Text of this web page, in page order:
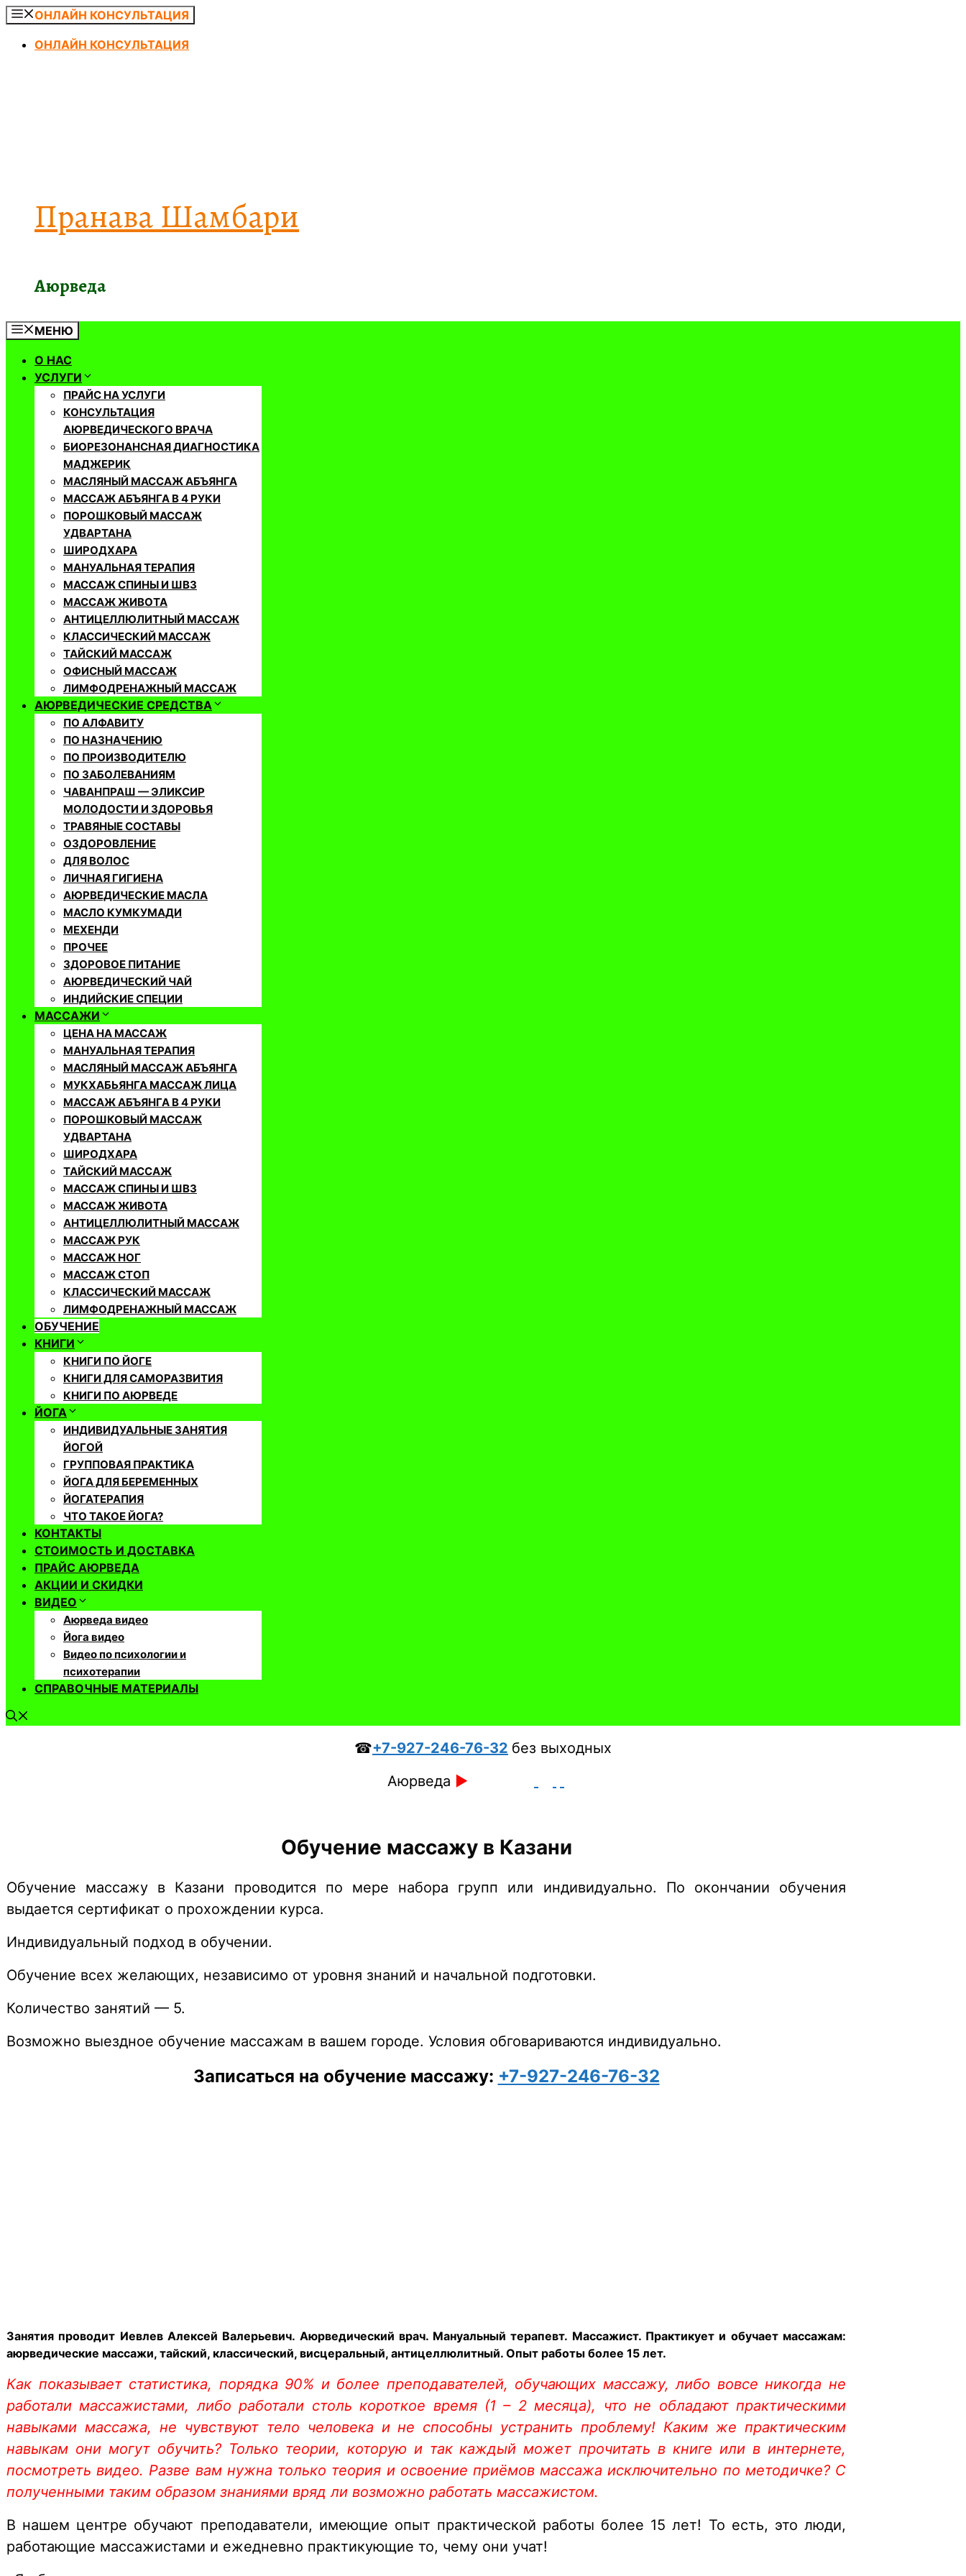
Перейти
содержимому
ОНЛАЙН КОНСУЛЬТАЦИЯ
ОНЛАЙН КОНСУЛЬТАЦИЯ
Пранава Шамбари
Аюрведа
МЕНЮ
О НАС
УСЛУГИ
ПРАЙС НА УСЛУГИ
КОНСУЛЬТАЦИЯ
АЮРВЕДИЧЕСКОГО ВРАЧА
БИОРЕЗОНАНСНАЯ ДИАГНОСТИКА
МАДЖЕРИК
МАСЛЯНЫЙ МАССАЖ АБЪЯНГА
МАССАЖ АБЪЯНГА В 4 РУКИ
ПОРОШКОВЫЙ МАССАЖ
УДВАРТАНА
ШИРОДХАРА
МАНУАЛЬНАЯ ТЕРАПИЯ
МАССАЖ СПИНЫ И ШВЗ
МАССАЖ ЖИВОТА
АНТИЦЕЛЛЮЛИТНЫЙ МАССАЖ
КЛАССИЧЕСКИЙ МАССАЖ
ТАЙСКИЙ МАССАЖ
ОФИСНЫЙ МАССАЖ
ЛИМФОДРЕНАЖНЫЙ МАССАЖ
АЮРВЕДИЧЕСКИЕ СРЕДСТВА
ПО АЛФАВИТУ
ПО НАЗНАЧЕНИЮ
ПО ПРОИЗВОДИТЕЛЮ
ПО ЗАБОЛЕВАНИЯМ
ЧАВАНПРАШ — ЭЛИКСИР
МОЛОДОСТИ И ЗДОРОВЬЯ
ТРАВЯНЫЕ СОСТАВЫ
ОЗДОРОВЛЕНИЕ
ДЛЯ ВОЛОС
ЛИЧНАЯ ГИГИЕНА
АЮРВЕДИЧЕСКИЕ МАСЛА
МАСЛО КУМКУМАДИ
МЕХЕНДИ
ПРОЧЕЕ
ЗДОРОВОЕ ПИТАНИЕ
АЮРВЕДИЧЕСКИЙ ЧАЙ
ИНДИЙСКИЕ СПЕЦИИ
МАССАЖИ
ЦЕНА НА МАССАЖ
МАНУАЛЬНАЯ ТЕРАПИЯ
МАСЛЯНЫЙ МАССАЖ АБЪЯНГА
МУКХАБЬЯНГА МАССАЖ ЛИЦА
МАССАЖ АБЪЯНГА В 4 РУКИ
ПОРОШКОВЫЙ МАССАЖ
УДВАРТАНА
ШИРОДХАРА
ТАЙСКИЙ МАССАЖ
МАССАЖ СПИНЫ И ШВЗ
МАССАЖ ЖИВОТА
АНТИЦЕЛЛЮЛИТНЫЙ МАССАЖ
МАССАЖ РУК
МАССАЖ НОГ
МАССАЖ СТОП
КЛАССИЧЕСКИЙ МАССАЖ
ЛИМФОДРЕНАЖНЫЙ МАССАЖ
ОБУЧЕНИЕ
КНИГИ
КНИГИ ПО ЙОГЕ
КНИГИ ДЛЯ САМОРАЗВИТИЯ
КНИГИ ПО АЮРВЕДЕ
ЙОГА
ИНДИВИДУАЛЬНЫЕ ЗАНЯТИЯ
ЙОГОЙ
ГРУППОВАЯ ПРАКТИКА
ЙОГА ДЛЯ БЕРЕМЕННЫХ
ЙОГАТЕРАПИЯ
ЧТО ТАКОЕ ЙОГА?
КОНТАКТЫ
СТОИМОСТЬ И ДОСТАВКА
ПРАЙС АЮРВЕДА
АКЦИИ И СКИДКИ
ВИДЕО
Аюрведа видео
Йога видео
Видео по психологии и
психотерапии
СПРАВОЧНЫЕ МАТЕРИАЛЫ
☎+7-927-246-76-32 без выходных
Аюрведа ►
Обучение массажу в Казани
Обучение массажу в Казани проводится по мере набора групп или индивидуально. По окончании обучения
выдается сертификат о прохождении курса.
Индивидуальный подход в обучении.
Обучение всех желающих, независимо от уровня знаний и начальной подготовки.
Количество занятий — 5.
Возможно выездное обучение массажам в вашем городе. Условия обговариваются индивидуально.
Записаться на обучение массажу: +7-927-246-76-32
Занятия проводит Иевлев Алексей Валерьевич. Аюрведический врач. Мануальный терапевт. Массажист. Практикует и обучает массажам:
аюрведические массажи, тайский, классический, висцеральный, антицеллюлитный. Опыт работы более 15 лет.
Как показывает статистика, порядка 90% и более преподавателей, обучающих массажу, либо вовсе никогда не
работали массажистами, либо работали столь короткое время (1 – 2 месяца), что не обладают практическими
навыками массажа, не чувствуют тело человека и не способны устранить проблему! Каким же практическим
навыкам они могут обучить? Только теории, которую и так каждый может прочитать в книге или в интернете,
посмотреть видео. Разве вам нужна только теория и освоение приёмов массажа исключительно по методичке? С
полученными таким образом знаниями вряд ли возможно работать массажистом.
В нашем центре обучают преподаватели, имеющие опыт практической работы более 15 лет! То есть, это люди,
работающие массажистами и ежедневно практикующие то, чему они учат!